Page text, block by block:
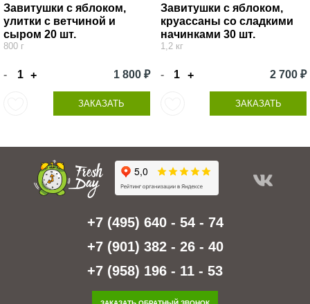
Завитушки с яблоком,
улитки с ветчиной и
сыром 20 шт.
800 г
- + 1 800 ₽
ЗАКАЗАТЬ
Завитушки с яблоком,
круассаны со сладкими
начинками 30 шт.
1,2 кг
- + 2 700 ₽
ЗАКАЗАТЬ
+7 (495) 640 - 54 - 74
+7 (901) 382 - 26 - 40
+7 (958) 196 - 11 - 53